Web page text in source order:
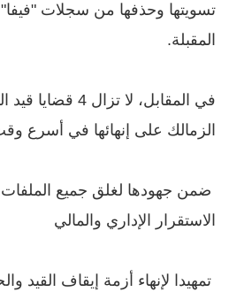
تسويتها وحذفها من سجلات "فيفا"
المقبلة.
في المقابل، لا
الزمالك على إنهائها في أسرع
ضمن جهودها لغلق جميع الملفات
الاستقرار الإداري والمالي
تمهيدا لإنهاء أزمة إيقاف